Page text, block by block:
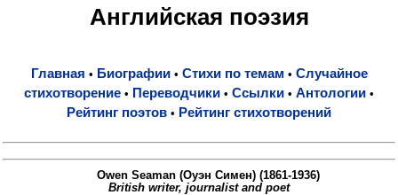
Английская поэзия
Главная • Биографии• Стихи по темам • Случайное
стихотворение • Переводчики • Ссылки • Антологии •
Рейтинг поэтов • Рейтинг стихотворений
Owen Seaman (Оуэн Симен) (1861-1936)
British writer, journalist and poet